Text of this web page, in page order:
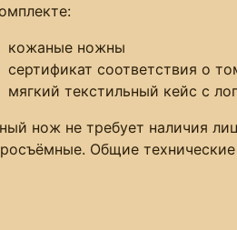
кожаные ножны
сертификат соответствия о
мягкий текстильный кейс с
нож не требует наличия
Общие технические